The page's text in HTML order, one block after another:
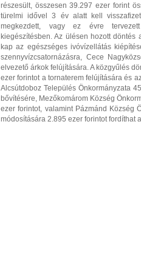
részesült, összesen 39.297 ezer forint
türelmi idővel 3 év alatt kell
megkezdett, vagy ez évre tervezett
kiegészítésben. Az ülésen hozott
kap az egészséges ivóvízellátás
szennyvízcsatornázásra, Cece
elvezető árkok felújítására. A közgyűlés
ezer forintot a tornaterem felújítására és
Alcsútdoboz Település Önkormányzata
bővítésére, Mezőkomárom Község
ezer forintot, valamint Pázmánd Község
módosítására 2.895 ezer forintot fordíthat